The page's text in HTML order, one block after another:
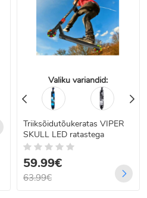
Valiku variandid:
Triiksõidutõukeratas VIPER
SKULL LED ratastega
59.99€
63.99€